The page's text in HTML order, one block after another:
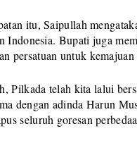
itu, Saipullah
Indonesia. Bupati juga
persatuan untuk
Pilkada telah kita lalui
dengan adinda Harun
seluruh goresan